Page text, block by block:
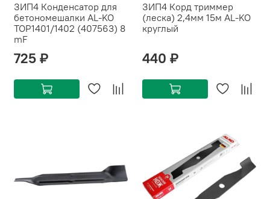
ЗИП4 Конденсатор для
бетономешалки AL-KO
TOP1401/1402 (407563) 8
mF
725 ₽
ЗИП4 Корд триммер
(леска) 2,4мм 15м AL-KO
круглый
440 ₽